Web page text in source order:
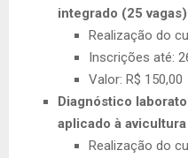
integrado (25 vagas)
Realização do
Inscrições até:
Valor: R$ 150,00
Diagnóstico
aplicado à
Realização do